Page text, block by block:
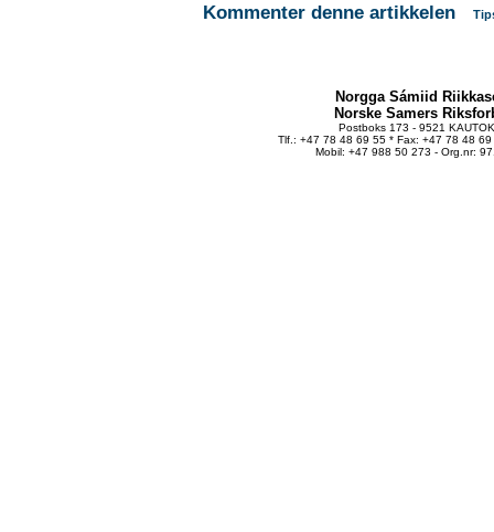
Kommenter denne artikkelen
Norgga Sámiid
Norske Samers
Postboks 173 - 9521
Tlf.: +47 78 48 69 55 * Fax: +47 78 48
Mobil: +47 988 50 273 - Org.nr: